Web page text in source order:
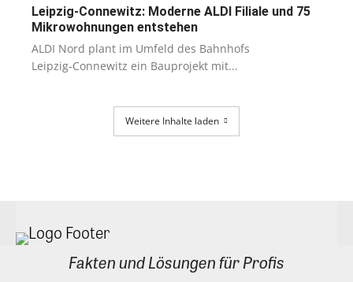
Leipzig-Connewitz: Moderne ALDI Filiale und 75
Mikrowohnungen entstehen
ALDI Nord plant im Umfeld des Bahnhofs
Leipzig‑Connewitz ein Bauprojekt mit...
Weitere Inhalte laden
Fakten und Lösungen für Profis